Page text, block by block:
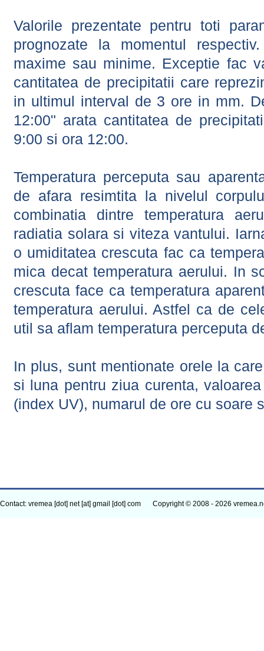
Valorile prezentate pentru toti
prognozate la momentul
maxime sau minime. Exceptie fac
cantitatea de precipitatii care
in ultimul interval de 3 ore in mm.
12:00" arata cantitatea de
9:00 si ora 12:00.
Temperatura perceputa sau
de afara resimtita la nivelul
combinatia dintre temperatura
radiatia solara si viteza vantului.
o umiditatea crescuta fac ca
mica decat temperatura aerului. In
crescuta face ca temperatura
temperatura aerului. Astfel ca de
util sa aflam temperatura perceputa
In plus, sunt mentionate orele la
si luna pentru ziua curenta,
(index UV), numarul de ore cu soare
Contact: vremea [dot] net [at] gmail [dot] com Copyright © 2008 - 2026